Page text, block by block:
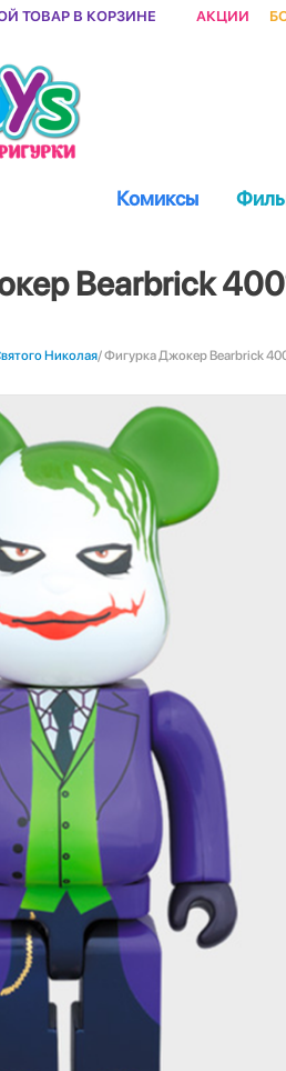
товар в корзине Акции
Комиксы
Bearbrick
Николая/ Фигурка Джокер Bearbrick